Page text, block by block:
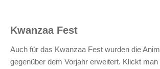
Kwanzaa Fest
Auch für das Kwanzaa Fest wurden die
gegenüber dem Vorjahr erweitert. Klickt